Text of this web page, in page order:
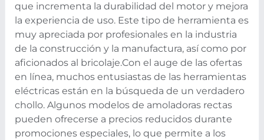
que incrementa la durabilidad del motor y mejora
la experiencia de uso. Este tipo de herramienta es
muy apreciada por profesionales en la industria
de la construcción y la manufactura, así como por
aficionados al bricolaje.Con el auge de las ofertas
en línea, muchos entusiastas de las herramientas
eléctricas están en la búsqueda de un verdadero
chollo. Algunos modelos de amoladoras rectas
pueden ofrecerse a precios reducidos durante
promociones especiales, lo que permite a los